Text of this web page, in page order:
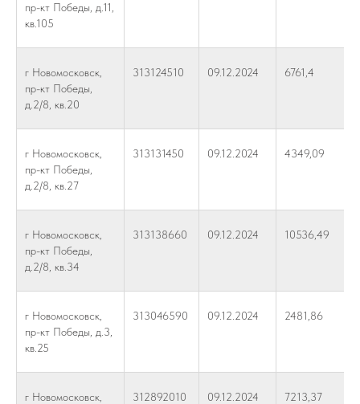
пр-кт Победы, д.11,
кв.105
г Новомосковск,
пр-кт Победы,
д.2/8, кв.20
313124510 09.12.2024 6761,4
г Новомосковск,
пр-кт Победы,
д.2/8, кв.27
313131450 09.12.2024 4349,09
г Новомосковск,
пр-кт Победы,
д.2/8, кв.34
313138660 09.12.2024 10536,49
г Новомосковск,
пр-кт Победы, д.3,
кв.25
313046590 09.12.2024 2481,86
г Новомосковск,
312892010 09.12.2024 7213,37